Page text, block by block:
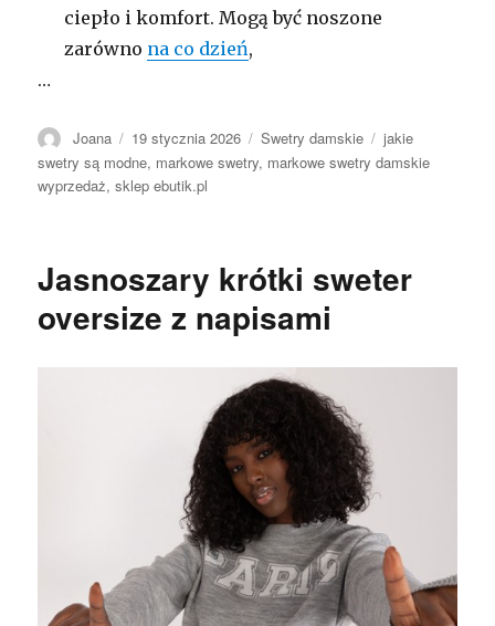
ciepło i komfort. Mogą być noszone
zarówno na co dzień,
…
Autor
Joana Opublikowano
19 stycznia 2026 Kategorie
Swetry damskie Tagi
jakie
swetry są modne, markowe swetry, markowe swetry damskie
wyprzedaż,sklep ebutik.pl
Jasnoszary krótki sweter
oversize z napisami